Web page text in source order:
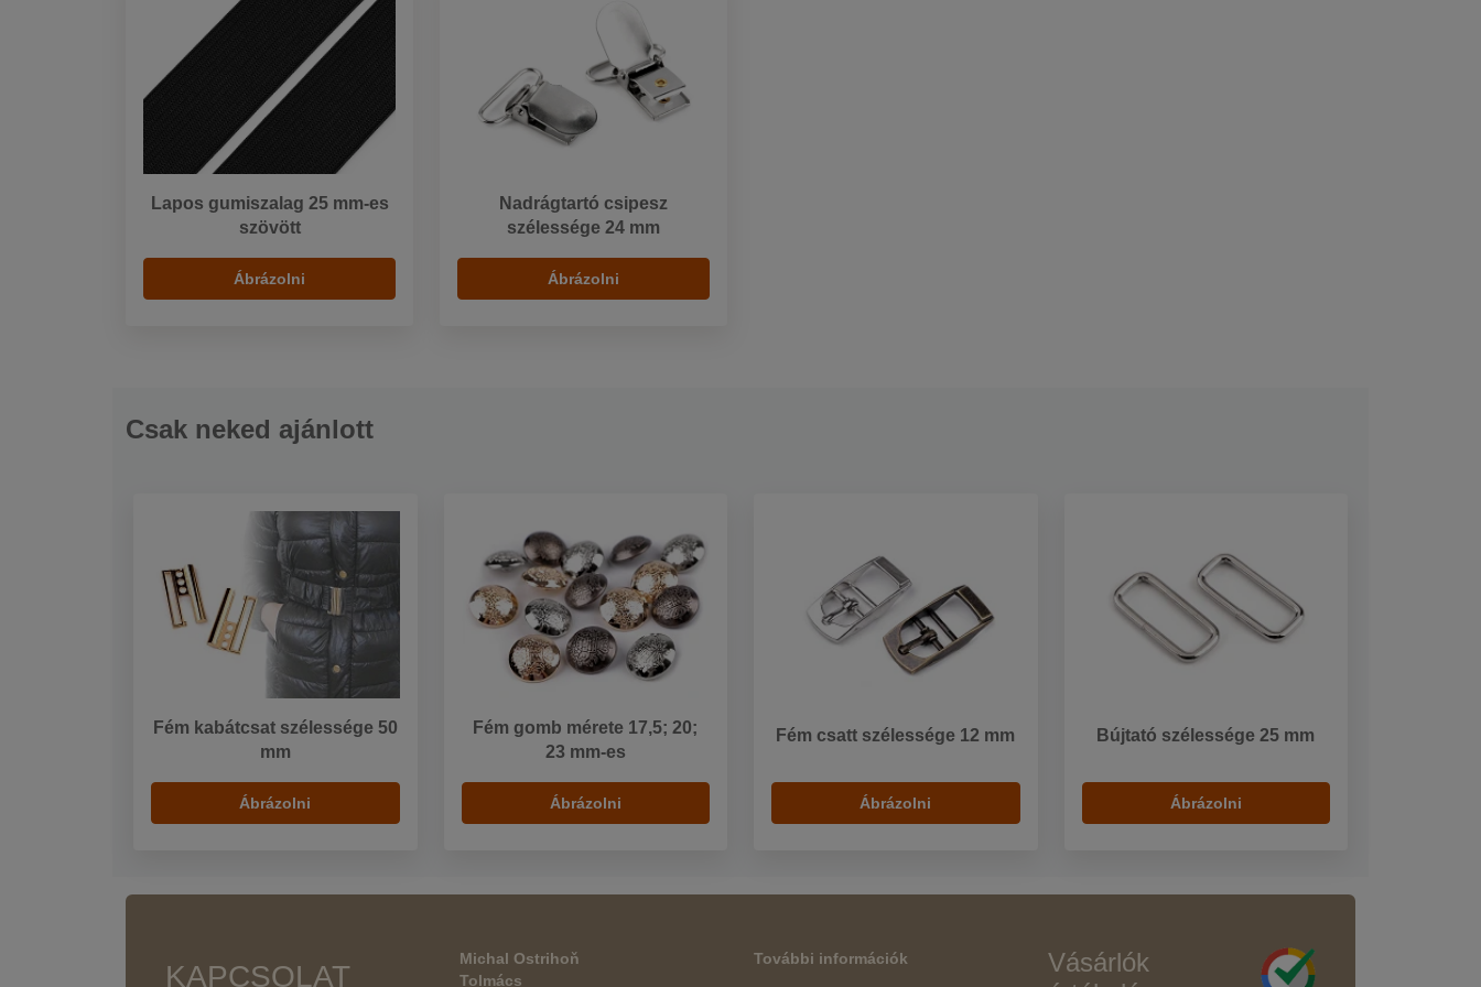
Lapos gumiszalag 25 mm-es
szövött
Ábrázolni
Nadrágtartó csipesz
szélessége 24 mm
Ábrázolni
Csak neked ajánlott
Fém kabátcsat szélessége 50
mm
Ábrázolni
Fém gomb mérete 17,5; 20;
23 mm-es
Ábrázolni
Fém csatt szélessége 12 mm
Ábrázolni
Bújtató szélessége 25 mm
Ábrázolni
KAPCSOLAT
Michal Ostrihoň
Tolmács
További információk
Vásárlók